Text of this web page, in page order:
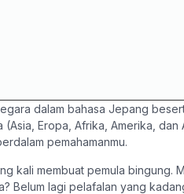
dalam bahasa Jepang
Eropa, Afrika, Amerika,
pemahamanmu.
kali membuat pemula bingung.
Belum lagi pelafalan yang